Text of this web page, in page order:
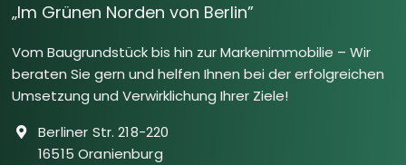
„Im Grünen Norden von Berlin”
Vom Baugrundstück bis hin zur Markenimmobilie – Wir
beraten Sie gern und helfen Ihnen bei der erfolgreichen
Umsetzung und Verwirklichung Ihrer Ziele!
Berliner Str. 218-220
16515 Oranienburg